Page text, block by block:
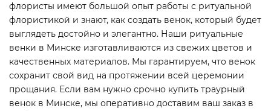
флористы имеют большой опыт работы с ритуальной
флористикой и знают, как создать венок, который будет
выглядеть достойно и элегантно. Наши ритуальные
венки в Минске изготавливаются из свежих цветов и
качественных материалов. Мы гарантируем, что венок
сохранит свой вид на протяжении всей церемонии
прощания. Если вам нужно срочно купить траурный
венок в Минске, мы оперативно доставим ваш заказ в